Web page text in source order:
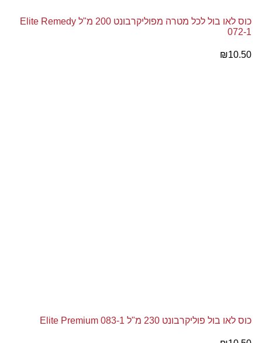
כוס לאו בול לכל מטרה מפוליקרבונט 200 מ"ל Elite Remedy
072-1
₪10.50
כוס לאו בול פוליקרבונט 230 מ"ל Elite Premium 083-1